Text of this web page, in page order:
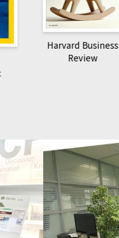
Harvard Business
Review